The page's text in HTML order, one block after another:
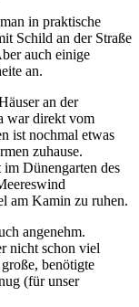
in praktische
Schild an der Straße
auch einige
an.
an der
war direkt vom
ist nochmal etwas
zuhause.
Dünengarten des
am Kamin zu ruhen.
angenehm.
nicht schon viel
benötigte
(für unser